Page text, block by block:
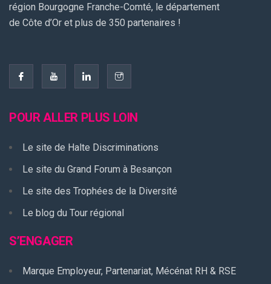
région Bourgogne Franche-Comté, le département
de Côte d’Or et plus de 350 partenaires !
POUR ALLER PLUS LOIN
Le site de Halte Discriminations
Le site du Grand Forum à Besançon
Le site des Trophées de la Diversité
Le blog du Tour régional
S’ENGAGER
Marque Employeur, Partenariat, Mécénat RH & RSE